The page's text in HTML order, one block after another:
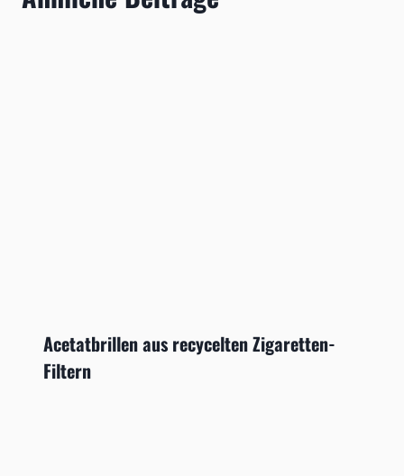
Acetatbrillen aus recycelten Zigaretten-
Filtern